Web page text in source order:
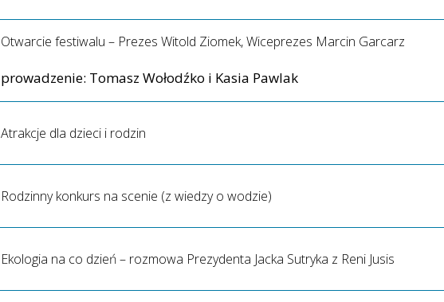
Otwarcie festiwalu – Prezes Witold Ziomek, Wiceprezes Marcin Garcarz
prowadzenie: Tomasz Wołodźko i Kasia Pawlak
Atrakcje dla dzieci i rodzin
Rodzinny konkurs na scenie (z wiedzy o wodzie)
Ekologia na co dzień – rozmowa Prezydenta Jacka Sutryka z Reni Jusis